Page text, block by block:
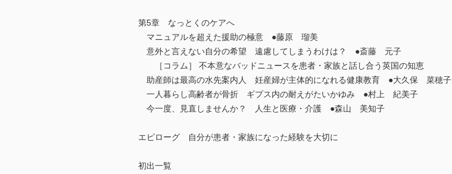
第5章 なっとくのケアへ
マニュアルを超えた援助の極意 ●藤原 瑠美
意外と言えない自分の希望 遠慮してしまうわけは？ ●斎藤 元子
［コラム］ 不本意なバッドニュースを患者・家族と話し合う英国の知恵
助産師は最高の水先案内人 妊産婦が主体的になれる健康教育 ●大久保 菜穂子
一人暮らし高齢者が骨折 ギプス内の耐えがたいかゆみ ●村上 紀美子
今一度、見直しませんか？ 人生と医療・介護 ●森山 美知子
エピローグ 自分が患者・家族になった経験を大切に
初出一覧